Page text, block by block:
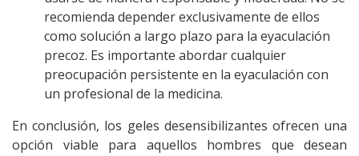
recomienda depender exclusivamente de ellos
como solución a largo plazo para la eyaculación
precoz. Es importante abordar cualquier
preocupación persistente en la eyaculación con
un profesional de la medicina.
En conclusión, los geles desensibilizantes ofrecen una
opción viable para aquellos hombres que desean